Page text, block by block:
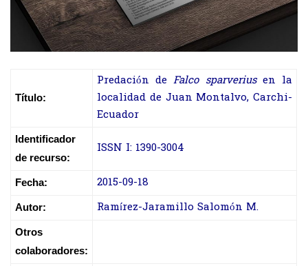
Título:
Predación deFalco sparveriusen la
localidad de Juan Montalvo, Carchi-
Ecuador
Identificador
de recurso:
ISSN I: 1390-3004
Fecha: 2015-09-18
Autor: Ramírez-Jaramillo Salomón M.
Otros
colaboradores: